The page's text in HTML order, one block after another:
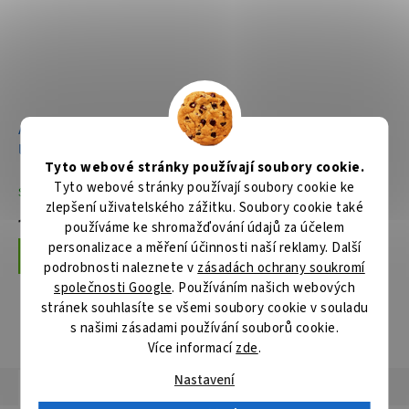
Tyto webové stránky používají soubory cookie.
Tyto webové stránky používají soubory cookie ke
zlepšení uživatelského zážitku. Soubory cookie také
používáme ke shromažďování údajů za účelem
personalizace a měření účinnosti naší reklamy. Další
podrobnosti naleznete v zásadách ochrany soukromí
společnosti Google. Používáním našich webových
stránek souhlasíte se všemi soubory cookie v souladu
s našimi zásadami používání souborů cookie.
Více informacízde.
Nastavení
Aku pokosová pila 216mm,
Skladem
18 243 Kč
Do košíku
Pokosová pila se světlem
216mm,1400W
Skladem
13 638 Kč
Do košíku
ZOBRAZIT VŠECHNY SOUVISEJÍCÍ PRODUKTY
Diskuze